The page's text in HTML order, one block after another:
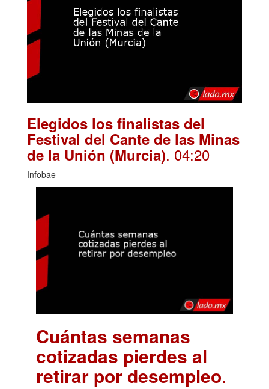
Elegidos los finalistas del
Festival del Cante de las Minas
de la Unión (Murcia). 04:20
Infobae
Cuántas semanas
cotizadas pierdes al
retirar por desempleo.